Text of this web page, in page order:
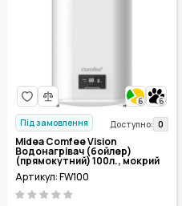
6
6
Під замовлення
Доступно: 0
Midea Comfee Vision
Водонагрівач (бойлер)
(прямокутний) 100л., мокрий
тен FW100
Артикул: FW100